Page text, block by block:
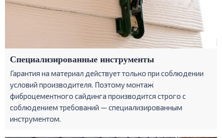
Специализированные инструменты
Гарантия на материал действует только при соблюдении
условий производителя. Поэтому монтаж
фиброцементного сайдинга производится строго с
соблюдением требований — специализированным
инструментом.